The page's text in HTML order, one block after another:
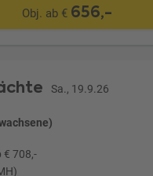
Obj. ab € 656,-
Sa., 19.9.26
€ 708,-